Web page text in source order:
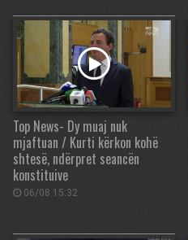
Top News- Dy muaj nuk
mjaftuan / Kurti kërkon kohë
shtesë, ndërpret seancën
konstituive
06/08 15:32